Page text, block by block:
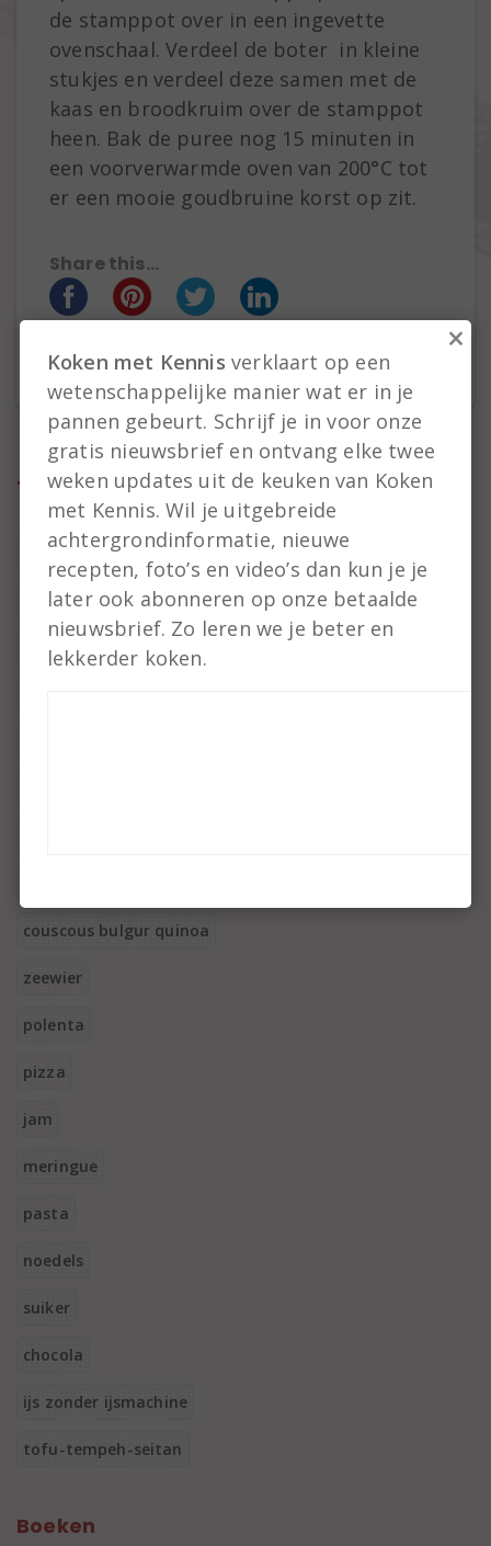
de stamppot over in een ingevette
ovenschaal. Verdeel de boter in kleine
stukjes en verdeel deze samen met de
kaas en broodkruim over de stamppot
heen. Bak de puree nog 15 minuten in
een voorverwarmde oven van 200°C tot
er een mooie goudbruine korst op zit.
Share this...
Tags
roken
snoep
koekjes
couscous bulgur quinoa
zeewier
polenta
pizza
jam
meringue
pasta
noedels
suiker
chocola
ijs zonder ijsmachine
tofu-tempeh-seitan
Boeken
Koken met Kennis verklaart op een
wetenschappelijke manier wat er in je
pannen gebeurt. Schrijf je in voor onze
gratis nieuwsbrief en ontvang elke twee
weken updates uit de keuken van Koken
met Kennis. Wil je uitgebreide
achtergrondinformatie, nieuwe
recepten, foto’s en video’s dan kun je je
later ook abonneren op onze betaalde
nieuwsbrief. Zo leren we je beter en
lekkerder koken.
×